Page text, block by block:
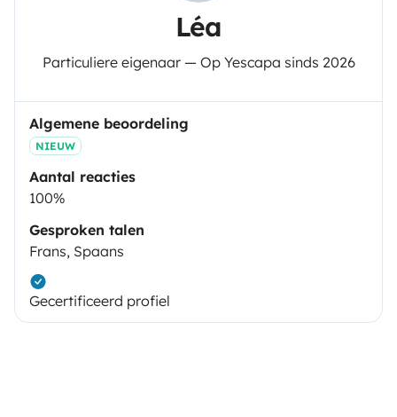
Léa
Particuliere eigenaar — Op Yescapa sinds 2026
Algemene beoordeling
NIEUW
Aantal reacties
100%
Gesproken talen
Frans, Spaans
Gecertificeerd profiel